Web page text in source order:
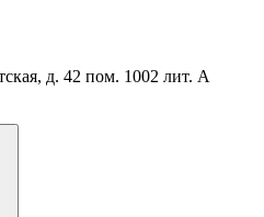
д. 42 пом. 1002 лит. А